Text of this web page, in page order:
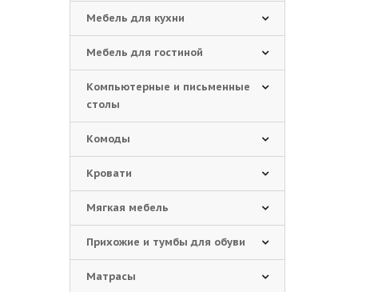
Мебель для кухни
Мебель для гостиной
Компьютерные и письменные
столы
Комоды
Кровати
Мягкая мебель
Прихожие и тумбы для обуви
Матрасы